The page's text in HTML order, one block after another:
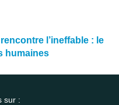
l’ineffable : le
humaines
sur :